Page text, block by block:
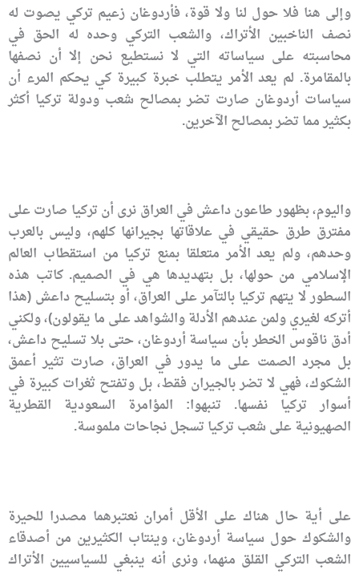
وإلى هنا فلا حول لنا ولا قوة، فأردوغان زعيم تركي يصوت له
نصف الناخبين الأتراك، والشعب التركي وحده له الحق في
محاسبته على سياساته التي لا نستطيع نحن إلا أن نصفها
بالمقامرة. لم يعد الأمر يتطلب خبرة كبيرة كي يحكم المرء أن
سياسات أردوغان صارت تضر بمصالح شعب ودولة تركيا أكثر
بكثير مما تضر بمصالح الآخرين.
واليوم، بظهور طاعون داعش في العراق نرى أن تركيا صارت على
مفترق طرق حقيقي في علاقاتها بجيرانها كلهم، وليس بالعرب
وحدهم، ولم يعد الأمر متعلقا بمنع تركيا من استقطاب العالم
الإسلامي من حولها، بل بتهديدها هي في الصميم. كاتب هذه
السطور لا يتهم تركيا بالتآمر على العراق، أو بتسليح داعش (هذا
أتركه لغيري ولمن عندهم الأدلة والشواهد على ما يقولون)، ولكني
أدق ناقوس الخطر بأن سياسة أردوغان، حتى بلا تسليح داعش،
بل مجرد الصمت على ما يدور في العراق، صارت تثير أعمق
الشكوك، فهي لا تضر بالجيران فقط، بل وتفتح ثغرات كبيرة في
أسوار تركيا نفسها. تنبهوا: المؤامرة السعودية القطرية
الصهيونية على شعب تركيا تسجل نجاحات ملموسة.
على أية حال هناك على الأقل أمران نعتبرهما مصدرا للحيرة
والشكوك حول سياسة أردوغان، وينتاب الكثيرين من أصدقاء
الشعب التركي القلق منهما، ونرى أنه ينبغي للسياسيين الأتراك